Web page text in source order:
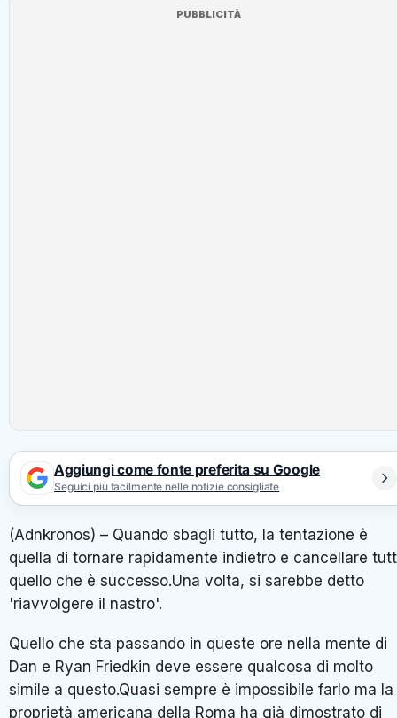
PUBBLICITÀ
Aggiungi come fonte preferita su Google
Seguici più facilmente nelle notizie consigliate
(Adnkronos) – Quando sbagli tutto, la tentazione è
quella di tornare rapidamente indietro e cancellare
quello che è successo.Una volta, si sarebbe detto
'riavvolgere il nastro'.
Quello che sta passando in queste ore nella mente di
Dan e Ryan Friedkin deve essere qualcosa di molto
simile a questo.Quasi sempre è impossibile farlo ma la
proprietà americana della Roma ha già dimostrato di